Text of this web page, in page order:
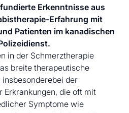
Erkenntnisse aus
Erfahrung mit
Patienten im kanadischen
in der Schmerztherapie
breite therapeutische
der
Erkrankungen, die oft mit
Symptome wie